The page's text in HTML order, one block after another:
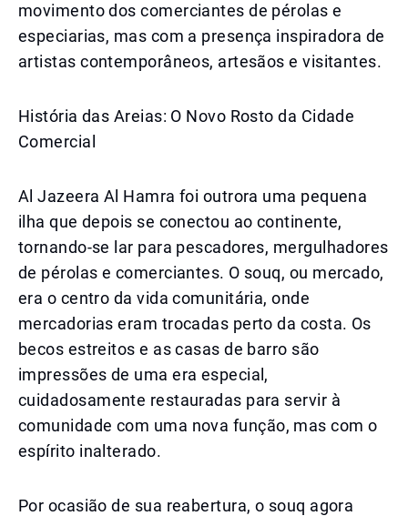
movimento dos comerciantes de pérolas e
especiarias, mas com a presença inspiradora de
artistas contemporâneos, artesãos e visitantes.
História das Areias: O Novo Rosto da Cidade
Comercial
Al Jazeera Al Hamra foi outrora uma pequena
ilha que depois se conectou ao continente,
tornando-se lar para pescadores, mergulhadores
de pérolas e comerciantes. O souq, ou mercado,
era o centro da vida comunitária, onde
mercadorias eram trocadas perto da costa. Os
becos estreitos e as casas de barro são
impressões de uma era especial,
cuidadosamente restauradas para servir à
comunidade com uma nova função, mas com o
espírito inalterado.
Por ocasião de sua reabertura, o souq agora